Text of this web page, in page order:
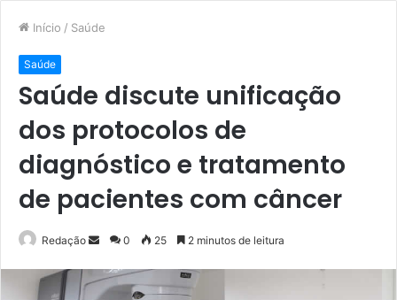
Início / Saúde
Saúde
Saúde discute unificação
dos protocolos de
diagnóstico e tratamento
de pacientes com câncer
Redação
Mande
e-
0 25 2 minutos de leitura